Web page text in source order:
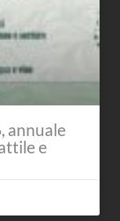
annuale
e